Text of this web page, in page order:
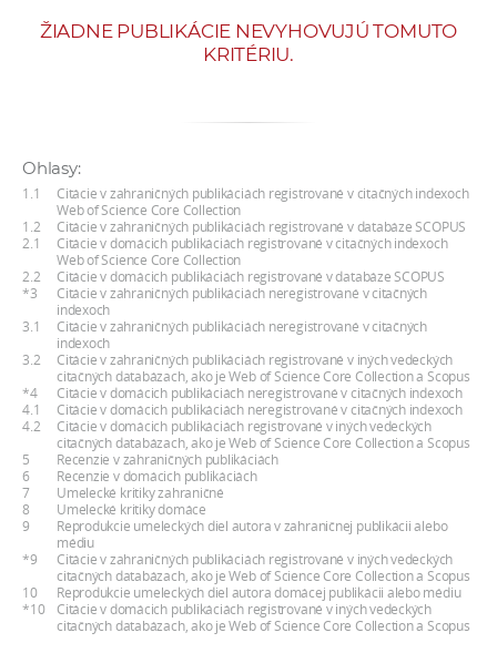
c
o
n
o
c
h
ŽIADNE PUBLIKÁCIE NEVYHOVUJÚ TOMUTO
KRITÉRIU.
Ohlasy:
1.1
Citácie v zahraničných publikáciách registrované v citačných indexoch
Web of Science Core Collection
1.2
Citácie v zahraničných publikáciách registrované v databáze SCOPUS
2.1
Citácie v domácich publikáciách registrované v citačných indexoch
Web of Science Core Collection
2.2
Citácie v domácich publikáciách registrované v databáze SCOPUS
*3
Citácie v zahraničných publikáciách neregistrované v citačných
indexoch
3.1
Citácie v zahraničných publikáciách neregistrované v citačných
indexoch
3.2
Citácie v zahraničných publikáciách registrované v iných vedeckých
citačných databázach, ako je Web of Science Core Collection a Scopus
*4
Citácie v domácich publikáciách neregistrované v citačných indexoch
4.1
Citácie v domácich publikáciách neregistrované v citačných indexoch
4.2
Citácie v domácich publikáciách registrované v iných vedeckých
citačných databázach, ako je Web of Science Core Collection a Scopus
5
Recenzie v zahraničných publikáciách
6
Recenzie v domácich publikáciách
7
Umelecké kritiky zahraničné
8
Umelecké kritiky domáce
9
Reprodukcie umeleckých diel autora v zahraničnej publikácii alebo
médiu
*9
Citácie v zahraničných publikáciách registrované v iných vedeckých
citačných databázach, ako je Web of Science Core Collection a Scopus
10
Reprodukcie umeleckých diel autora domácej publikácii alebo médiu
*10
Citácie v domácich publikáciách registrované v iných vedeckých
citačných databázach, ako je Web of Science Core Collection a Scopus